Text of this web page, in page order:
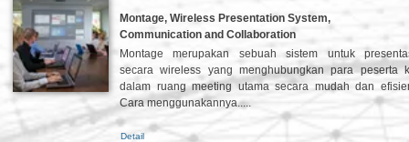
Detail
Montage merupakan sebuah sistem untuk
secara wireless yang menghubungkan para peserta
dalam ruang meeting utama secara mudah dan
Cara menggunakannya.....
Montage, Wireless Presentation System,
Communication and Collaboration